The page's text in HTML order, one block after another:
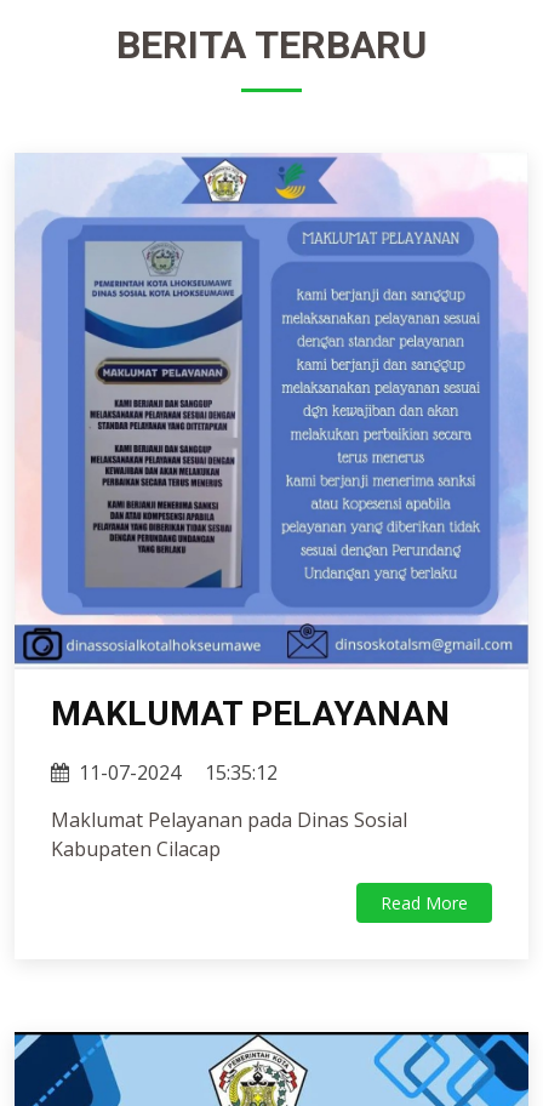
BERITA TERBARU
MAKLUMAT PELAYANAN
11-07-2024
15:35:12
Maklumat Pelayanan pada Dinas Sosial
Kabupaten Cilacap
Read More